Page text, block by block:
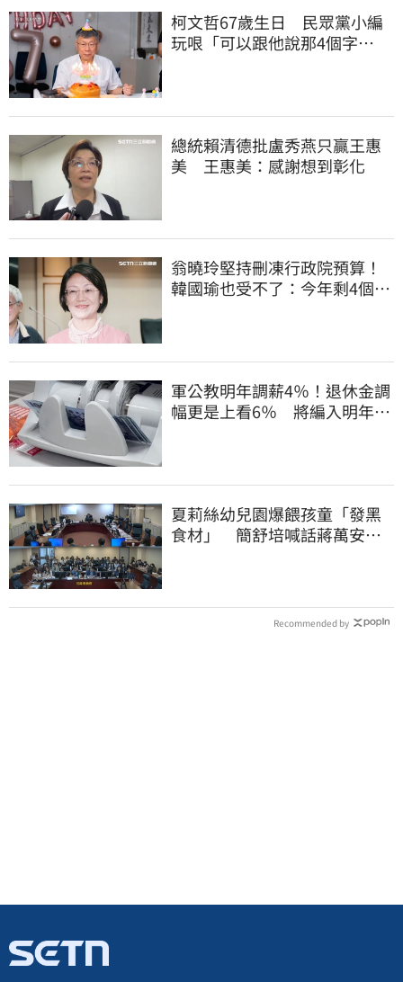
柯文哲67歲生日 民眾黨小編
玩哏「可以跟他說那4個字
總統賴清德批盧秀燕只贏王惠
美 王惠美：感謝想到彰化
翁曉玲堅持刪凍行政院預算！
韓國瑜也受不了：今年剩4個月
軍公教明年調薪4％！退休金調
幅更是上看6％ 將編入明年度
夏莉絲幼兒園爆餵孩童「發黑
食材」 簡舒培喊話蔣萬安：
Recommended by